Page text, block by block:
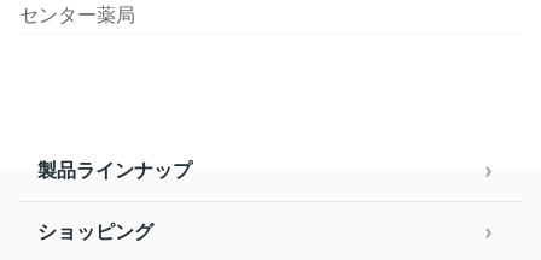
センター薬局
製品ラインナップ
ショッピング